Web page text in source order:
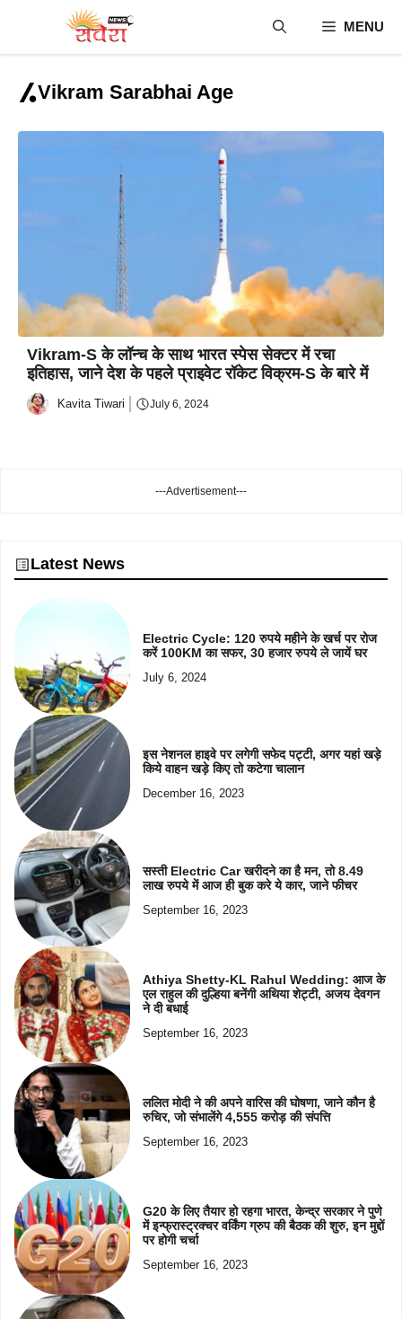
content
MENU
Vikram Sarabhai Age
Vikram-S के लॉन्च के साथ भारत स्पेस सेक्टर में रचा
इतिहास, जाने देश के पहले प्राइवेट रॉकेट विक्रम-S के बारे में
Kavita Tiwari July 6, 2024
---Advertisement---
Latest News
Electric Cycle: 120 रुपये महीने के खर्च पर रोज
करें 100KM का सफर, 30 हजार रुपये ले जायें घर
July 6, 2024
इस नेशनल हाइवे पर लगेगी सफेद पट्टी, अगर यहां खड़े
किये वाहन खड़े किए तो कटेगा चालान
December 16, 2023
सस्ती Electric Car खरीदने का है मन, तो 8.49
लाख रुपये में आज ही बुक करे ये कार, जाने फीचर
September 16, 2023
Athiya Shetty-KL Rahul Wedding: आज के
एल राहुल की दुल्हिया बनेंगी अथिया शेट्टी, अजय देवगन
ने दी बधाई
September 16, 2023
ललित मोदी ने की अपने वारिस की घोषणा, जाने कौन है
रुचिर, जो संभालेंगे 4,555 करोड़ की संपत्ति
September 16, 2023
G20 के लिए तैयार हो रहगा भारत, केन्द्र सरकार ने पुणे
में इन्फ्रास्ट्रक्चर वर्किंग ग्रुप की बैठक की शुरु, इन मुद्दों
पर होगी चर्चा
September 16, 2023